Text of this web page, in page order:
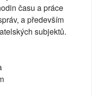
času a práce
a především
subjektů.